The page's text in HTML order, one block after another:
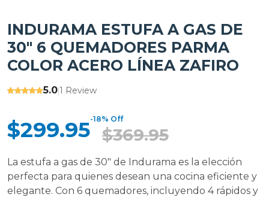
INDURAMA ESTUFA A GAS DE
30" 6 QUEMADORES PARMA
COLOR ACERO LÍNEA ZAFIRO
5.0|1 Review
$299.95-18% Off
$369.95
La estufa a gas de 30" de Indurama es la elección
perfecta para quienes desean una cocina eficiente y
elegante. Con 6 quemadores, incluyendo 4 rápidos y